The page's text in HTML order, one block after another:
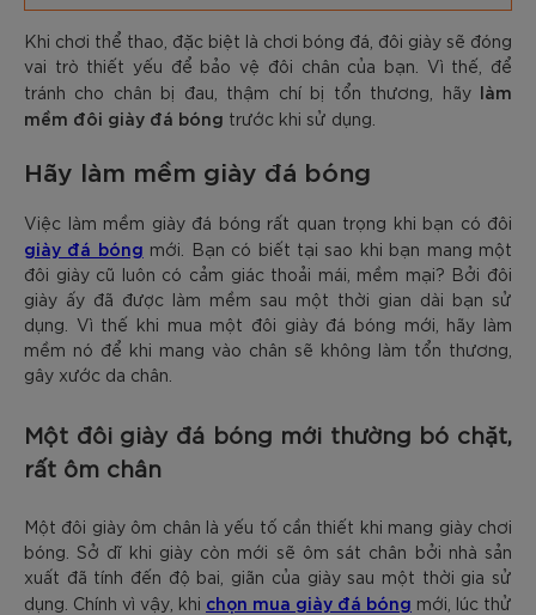
Khi chơi thể thao, đặc biệt là chơi bóng đá, đôi giày sẽ đóng
vai trò thiết yếu để bảo vệ đôi chân của bạn. Vì thế, để
tránh cho chân bị đau, thậm chí bị tổn thương, hãylàm
mềm đôi giày đá bóng trước khi sử dụng.
Hãy làm mềm giày đá bóng
Việc làm mềm giày đá bóng rất quan trọng khi bạn có đôi
giày đá bóng mới. Bạn có biết tại sao khi bạn mang một
đôi giày cũ luôn có cảm giác thoải mái, mềm mại? Bởi đôi
giày ấy đã được làm mềm sau một thời gian dài bạn sử
dụng. Vì thế khi mua một đôi giày đá bóng mới, hãy làm
mềm nó để khi mang vào chân sẽ không làm tổn thương,
gây xước da chân.
Một đôi giày đá bóng mới thường bó chặt,
rất ôm chân
Một đôi giày ôm chân là yếu tố cần thiết khi mang giày chơi
bóng. Sở dĩ khi giày còn mới sẽ ôm sát chân bởi nhà sản
xuất đã tính đến độ bai, giãn của giày sau một thời gia sử
dụng. Chính vì vậy, khi chọn mua giày đá bóng mới, lúc thử